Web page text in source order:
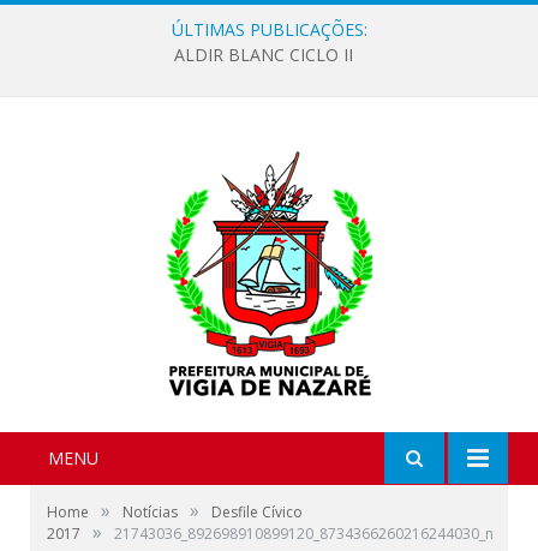
ÚLTIMAS PUBLICAÇÕES:
ALDIR BLANC CICLO II
MENU
Home » Notícias »
Desfile Cívico
2017
» 21743036_892698910899120_8734366260216244030_n